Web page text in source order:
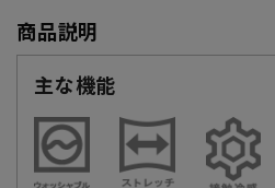
商品説明
主な機能